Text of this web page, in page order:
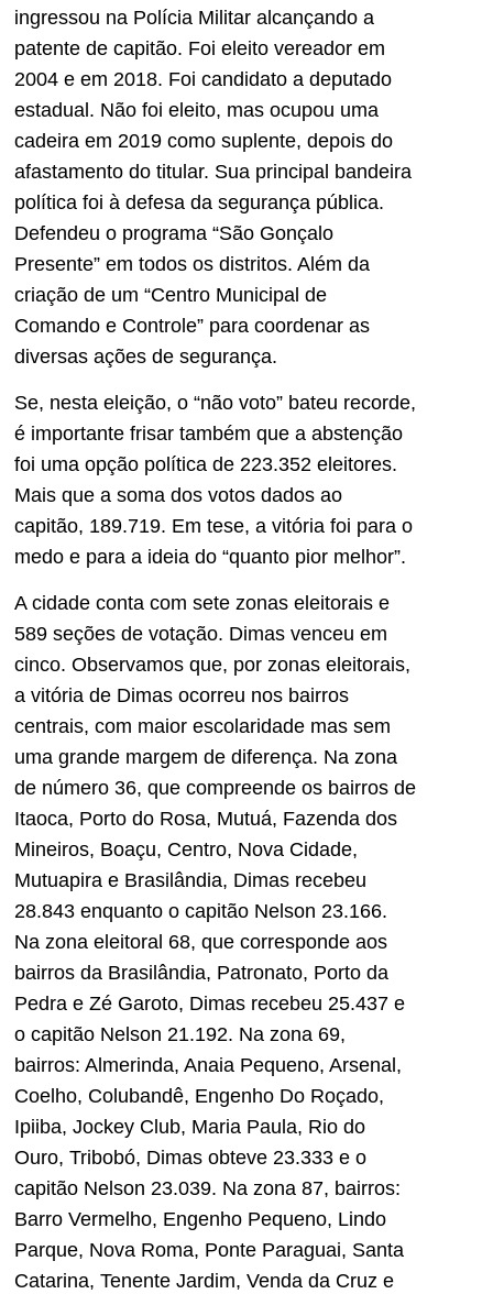
ingressou na Polícia Militar alcançando a
patente de capitão. Foi eleito vereador em
2004 e em 2018. Foi candidato a deputado
estadual. Não foi eleito, mas ocupou uma
cadeira em 2019 como suplente, depois do
afastamento do titular. Sua principal bandeira
política foi à defesa da segurança pública.
Defendeu o programa “São Gonçalo
Presente” em todos os distritos. Além da
criação de um “Centro Municipal de
Comando e Controle” para coordenar as
diversas ações de segurança.
Se, nesta eleição, o “não voto” bateu recorde,
é importante frisar também que a abstenção
foi uma opção política de 223.352 eleitores.
Mais que a soma dos votos dados ao
capitão, 189.719. Em tese, a vitória foi para o
medo e para a ideia do “quanto pior melhor”.
A cidade conta com sete zonas eleitorais e
589 seções de votação. Dimas venceu em
cinco. Observamos que, por zonas eleitorais,
a vitória de Dimas ocorreu nos bairros
centrais, com maior escolaridade mas sem
uma grande margem de diferença. Na zona
de número 36, que compreende os bairros de
Itaoca, Porto do Rosa, Mutuá, Fazenda dos
Mineiros, Boaçu, Centro, Nova Cidade,
Mutuapira e Brasilândia, Dimas recebeu
28.843 enquanto o capitão Nelson 23.166.
Na zona eleitoral 68, que corresponde aos
bairros da Brasilândia, Patronato, Porto da
Pedra e Zé Garoto, Dimas recebeu 25.437 e
o capitão Nelson 21.192. Na zona 69,
bairros: Almerinda, Anaia Pequeno, Arsenal,
Coelho, Colubandê, Engenho Do Roçado,
Ipiiba, Jockey Club, Maria Paula, Rio do
Ouro, Tribobó, Dimas obteve 23.333 e o
capitão Nelson 23.039. Na zona 87, bairros:
Barro Vermelho, Engenho Pequeno, Lindo
Parque, Nova Roma, Ponte Paraguai, Santa
Catarina, Tenente Jardim, Venda da Cruz e